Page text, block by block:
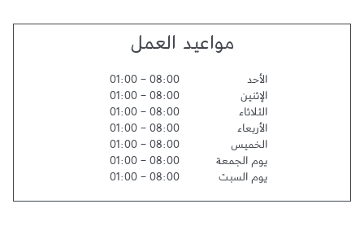
مواعيد العمل
الأحد 08:00
-
01:00
الإثنين
08:00
-
01:00
الثلاثاء
08:00
-
01:00
الأربعاء
08:00
-
01:00
الخميس
08:00
-
01:00
يوم الجمعة
08:00
-
01:00
يوم السبت
08:00
-
01:00